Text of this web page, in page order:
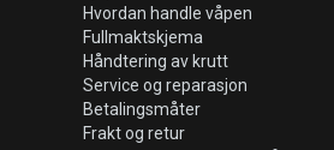
Hvordan handle våpen
Fullmaktskjema
Håndtering av krutt
Service og reparasjon
Betalingsmåter
Frakt og retur